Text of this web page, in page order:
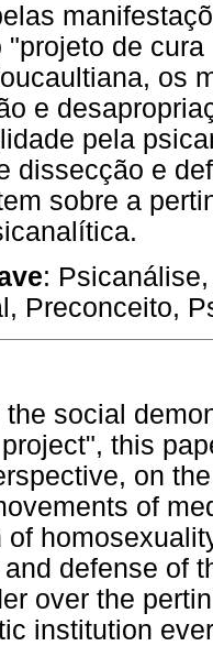
"projeto de
os
e
pela
dissecção e
sobre a
:
Preconceito,
the social
this
on
of
of
defense of
over the
institution